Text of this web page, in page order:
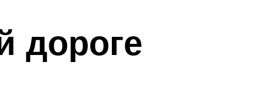
дороге